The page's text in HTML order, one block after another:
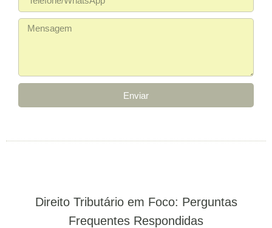
Enviar
Direito Tributário em Foco: Perguntas
Frequentes Respondidas